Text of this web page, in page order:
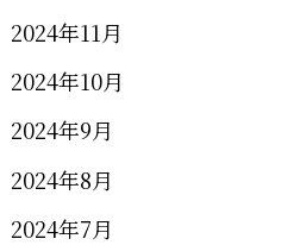
2024年11月
2024年10月
2024年9月
2024年8月
2024年7月